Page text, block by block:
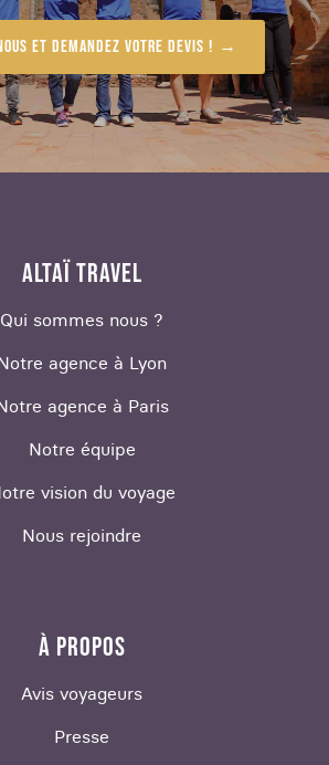
et demandez votre devis !
ALTAÏ TRAVEL
Qui sommes nous ?
agence à Lyon
agence à Paris
Notre équipe
vision du voyage
Nous rejoindre
À PROPOS
Avis voyageurs
Presse